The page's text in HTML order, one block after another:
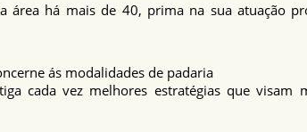
área há mais de 40, prima na sua atuação
ás modalidades de padaria
cada vez melhores estratégias que